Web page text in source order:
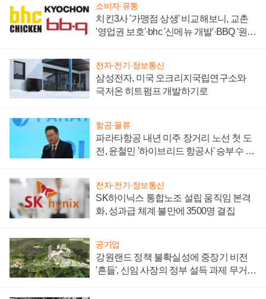
소비자·유통
치킨3사 '가맹점 상생' 비교해보니, 교촌
'영업권 보호'·bhc '신메뉴 개발'·BBQ '원가
전자·전기·정보통신
삼성전자, 미국 오크리지국립연구소와
극저온 히트펌프 개발하기로
항공·물류
파라타항공 내년 미주 장거리 노선 첫 도
전, 윤철민 '하이브리드 항공사' 승부수 통
전자·전기·정보통신
SK하이닉스 통합노조 설립 움직임 본격
화, 성과급 체계 불만에 3500명 결집
공기업
강원랜드 정책 불확실성에 중장기 비전
'흔들', 신임 사장의 정부 설득 과제 무거워